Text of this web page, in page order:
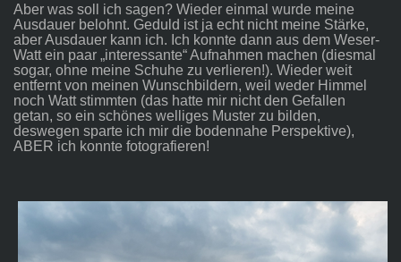
Aber was soll ich sagen? Wieder einmal wurde meine
Ausdauer belohnt. Geduld ist ja echt nicht meine Stärke,
aber Ausdauer kann ich. Ich konnte dann aus dem Weser-
Watt ein paar „interessante“ Aufnahmen machen (diesmal
sogar, ohne meine Schuhe zu verlieren!). Wieder weit
entfernt von meinen Wunschbildern, weil weder Himmel
noch Watt stimmten (das hatte mir nicht den Gefallen
getan, so ein schönes welliges Muster zu bilden,
deswegen sparte ich mir die bodennahe Perspektive),
ABER ich konnte fotografieren!